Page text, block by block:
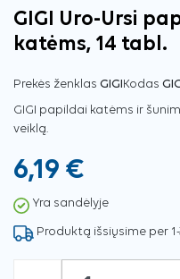
GIGI Uro-Ursi
katėms, 14 tabl.
Prekės ženklas GIGIKodas
GIGI papildai katėms ir
veiklą.
6,19 €
Yra sandėlyje
Produktą išsiųsime per